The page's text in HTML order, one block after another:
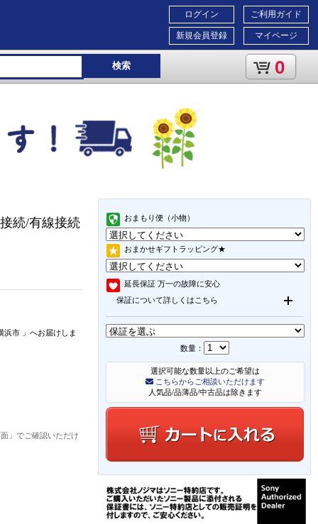
ご利用ガイド
マイページ
ログイン
新規会員登録
検索 0
おまもり便（小物）
おまかせギフトラッピング★
延長保証 万一の故障に安心
保証について詳しくはこちら
数量：
選択可能な数量以上のご希望は
こちらからご相談いただけます
人気品/品薄品/中古品は除きます
続/有線接続
浜市 」 へお届けしま
」でご確認いただけ